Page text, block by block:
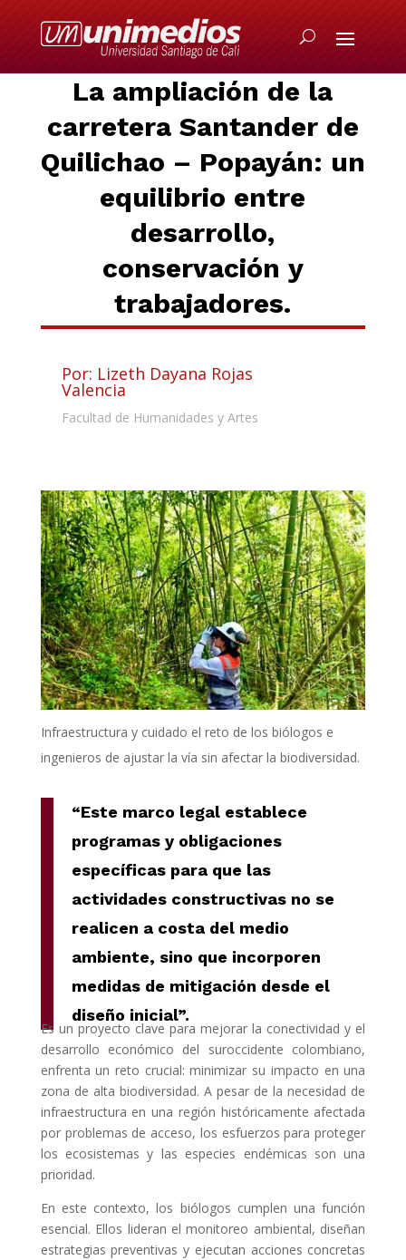
La ampliación de la
carretera Santander de
Quilichao – Popayán: un
equilibrio entre
desarrollo,
conservación y
trabajadores.
Por: Lizeth Dayana Rojas
Valencia
Facultad de Humanidades y Artes
Infraestructura y cuidado el reto de los biólogos e
ingenieros de ajustar la vía sin afectar la biodiversidad.
“Este marco legal establece
programas y obligaciones
específicas para que las
actividades constructivas no se
realicen a costa del medio
ambiente, sino que incorporen
medidas de mitigación desde el
diseño inicial”.
Es un proyecto clave para mejorar la conectividad y el
desarrollo económico del suroccidente colombiano,
enfrenta un reto crucial: minimizar su impacto en una
zona de alta biodiversidad. A pesar de la necesidad de
infraestructura en una región históricamente afectada
por problemas de acceso, los esfuerzos para proteger
los ecosistemas y las especies endémicas son una
prioridad.
En este contexto, los biólogos cumplen una función
esencial. Ellos lideran el monitoreo ambiental, diseñan
estrategias preventivas y ejecutan acciones concretas